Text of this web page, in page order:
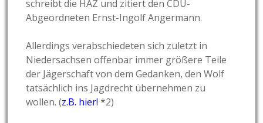
schreibt die HAZ und zitiert den CDU-
Abgeordneten Ernst-Ingolf Angermann.
Allerdings verabschiedeten sich zuletzt in
Niedersachsen offenbar immer größere Teile
der Jägerschaft von dem Gedanken, den Wolf
tatsächlich ins Jagdrecht übernehmen zu
wollen. (z.B. hier! *2)